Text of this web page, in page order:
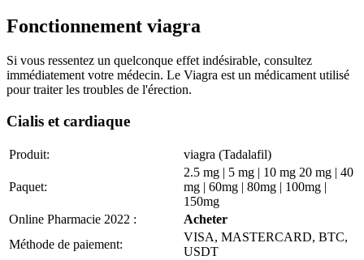
Fonctionnement viagra
Si vous ressentez un quelconque effet indésirable, consultez
immédiatement votre médecin. Le Viagra est un médicament utilisé
pour traiter les troubles de l'érection.
Cialis et cardiaque
Produit: viagra (Tadalafil)
Paquet:
2.5 mg | 5 mg | 10 mg 20 mg | 40
mg | 60mg | 80mg | 100mg |
150mg
Online Pharmacie 2022 :
Acheter
Méthode de paiement:
VISA, MASTERCARD, BTC,
USDT